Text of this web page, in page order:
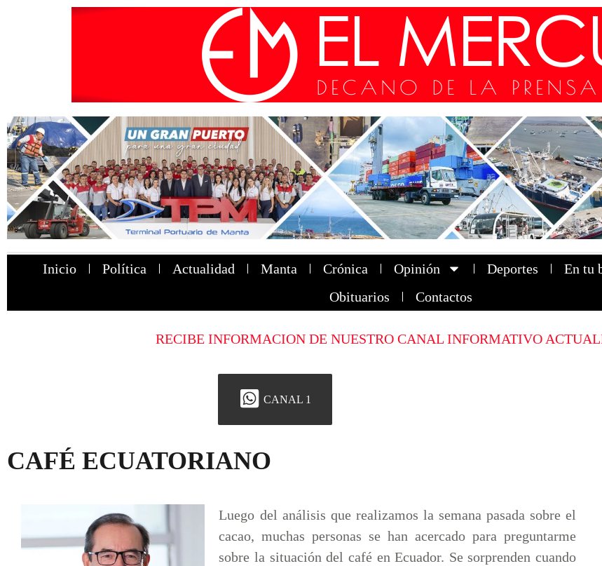
Inicio Política Actualidad Manta Crónica Opinión Deportes En tu
Obituarios
Contactos
RECIBE INFORMACION DE NUESTRO CANAL INFORMATIVO
CANAL 1
CAFÉ ECUATORIANO
Luego del análisis que realizamos la semana pasada sobre el
cacao, muchas personas se han acercado para preguntarme
sobre la situación del café en Ecuador. Se sorprenden cuando